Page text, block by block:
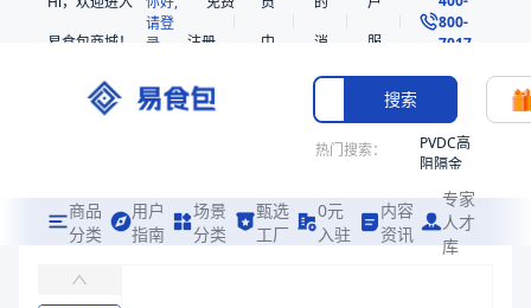
易食包商城！
请登
录
注册
中
消
息
服
务
800-
7017
搜索
热门搜索：
PVDC高
阻隔金
共挤热
收缩袋
商品
分类
用户
指南
场景
分类
甄选
工厂
0元
入驻
内容
资讯
专家
人才
库
易食包（EPAK）专注于PE气调托盒281760（D-743）包装，提供详尽